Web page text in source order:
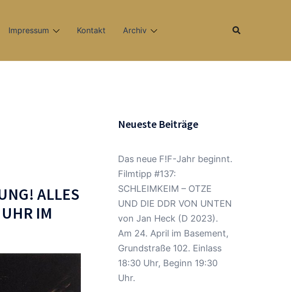
Impressum Kontakt Archiv
ALLES
IM
Neueste Beiträge
Das neue F!F-Jahr beginnt.
Filmtipp #137:
SCHLEIMKEIM – OTZE
UND DIE DDR VON UNTEN
von Jan Heck (D 2023).
Am 24. April im Basement,
Grundstraße 102. Einlass
18:30 Uhr, Beginn 19:30
Uhr.